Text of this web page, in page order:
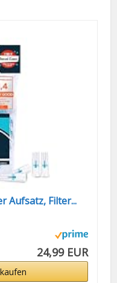
Aufsatz, Filter...
24,99 EUR